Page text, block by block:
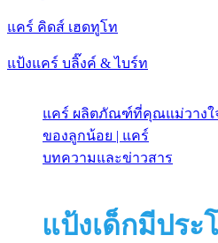
แคร์ คิดส์ เฮดทูโท
แป้งแคร์ บลิ๊งค์ & ไบร์ท
แคร์ ผลิตภัณฑ์ที่คุณแม่วางใ
ของลูกน้อย | แคร์
บทความและข่าวสาร
แป้งเด็กมีประ